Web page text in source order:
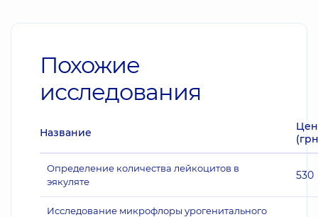
Похожие
исследования
Название
Определение количества лейкоцитов в
эякуляте
530
Исследование микрофлоры урогенитального